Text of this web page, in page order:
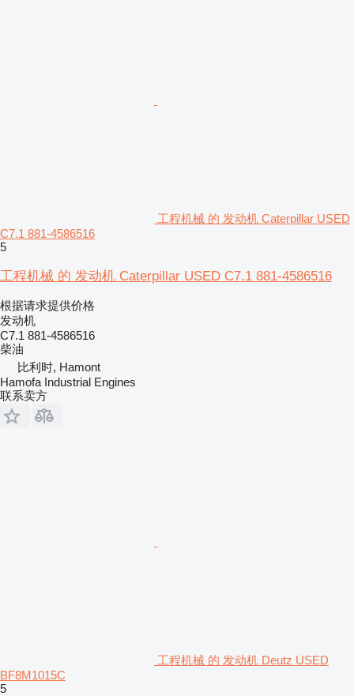
工程机械 的 发动机 Caterpillar USED
C7.1 881-4586516
5
工程机械 的 发动机 Caterpillar USED C7.1 881-4586516
根据请求提供价格
发动机
C7.1 881-4586516
柴油
比利时, Hamont
Hamofa Industrial Engines
联系卖方
工程机械 的 发动机 Deutz USED
BF8M1015C
5